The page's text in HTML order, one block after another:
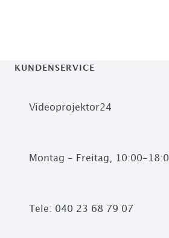
KUNDENSERVICE
Videoprojektor24
Montag - Freitag, 10:00-
Tele: 040 23 68 79 07